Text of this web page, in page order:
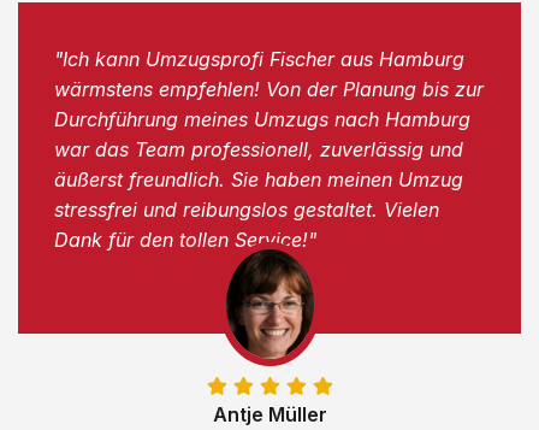
Antje Müller
"Ich kann Umzugsprofi Fischer aus Hamburg
wärmstens empfehlen! Von der Planung bis zur
Durchführung meines Umzugs nach Hamburg
war das Team professionell, zuverlässig und
äußerst freundlich. Sie haben meinen Umzug
stressfrei und reibungslos gestaltet. Vielen
Dank für den tollen Service!"